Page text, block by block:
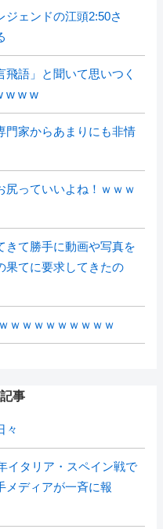
ジェンドの江頭2:50さ
飛語」と聞いて思いつく
w w w
門家からあまりにも非情
尻っていいよね！ｗｗｗ
きて勝手に動画や写真を
果てに要求してきたの
ｗｗｗｗｗｗｗｗｗ
事
々
イタリア・スペイン戦で
メディアが一斉に報